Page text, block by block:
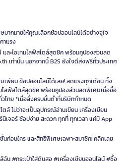
มากมายให้คุณเลือกช้อปออนไลน์ได้อย่างจุใจ
าแรง
และไอเทมไลฟ์สไตล์สุดชิค พร้อมคูปองส่วนลด
เท่านั้น นอกจากนี้ B2S ยังใจดีส่งฟรีทั่วประเทศ
เพียบ ช้อปออนไลน์ได้เลย! ลดแรงทุกเดือน ทั้ง
ไลฟ์สไตล์สุดชิค พร้อมคูปองส่วนลดพิเศษเมื่อซื้อ
ไทย *เมื่อสั่งครบขั้นต่ำที่บริษัทกำหนด
ล์ ไม่ว่าจะเป็นอุปกรณ์อ่านเขียน เครื่องเขียน
เจอร์ ช้อปง่าย สะดวก ทุกที่ ทุกเวลา แค่มี App
นก่อนใคร และสิทธิพิเศษเฉพาะสมาชิก! คลิกเลย
น #กระเป๋าใส่ดินสอ #เครื่องเขียนออนไลน์ #ซื้อ